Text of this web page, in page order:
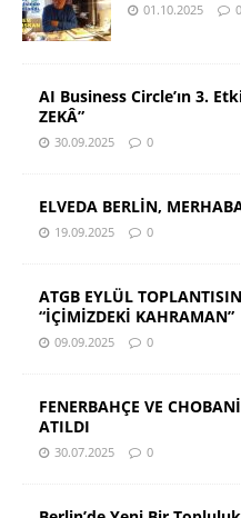
01.10.2025 0
AI Business Circle’ın 3.
ZEKÂ”
30.09.2025 0
ELVEDA BERLİN,
19.09.2025 0
ATGB EYLÜL
“İÇİMİZDEKİ KAHRAMAN”
09.09.2025 0
FENERBAHÇE VE
ATILDI
30.07.2025 0